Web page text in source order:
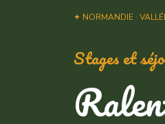
✦ NORMANDIE ·
Stages et